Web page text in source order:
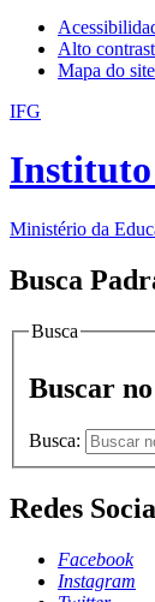
Alto
Mapa do site
IFG
Instituto
Ministério da
Busca
Busca
Buscar
Busca:
Redes
Facebook
Instagram